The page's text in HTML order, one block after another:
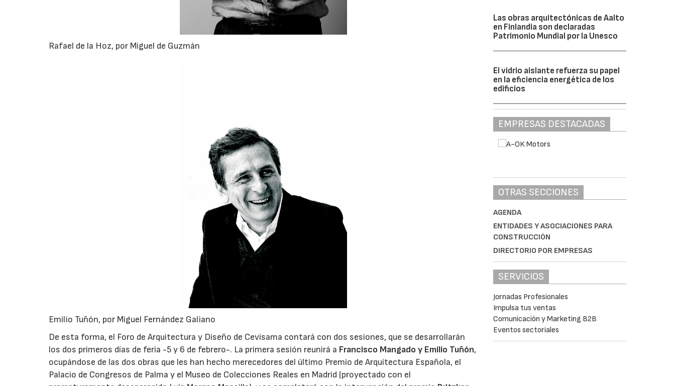
Rafael de la Hoz, por Miguel de Guzmán
Emilio Tuñón, por Miguel Fernández Galiano
De esta forma, el Foro de Arquitectura y Diseño de Cevisama contará con dos sesiones, que se desarrollarán
los dos primeros días de feria -5 y 6 de febrero-. La primera sesión reunirá a Francisco Mangado y Emilio Tuñón,
ocupándose de las dos obras que les han hecho merecedores del último Premio de Arquitectura Española, el
Palacio de Congresos de Palma y el Museo de Colecciones Reales en Madrid (proyectado con el
Las obras arquitectónicas de Aalto
en Finlandia son declaradas
Patrimonio Mundial por la Unesco
El vidrio aislante refuerza su papel
en la eficiencia energética de los
edificios
EMPRESAS DESTACADAS
OTRAS SECCIONES
AGENDA
ENTIDADES Y ASOCIACIONES PARA
CONSTRUCCIÓN
DIRECTORIO POR EMPRESAS
SERVICIOS
Jornadas Profesionales
Impulsa tus ventas
Comunicación y Marketing B2B
Eventos sectoriales